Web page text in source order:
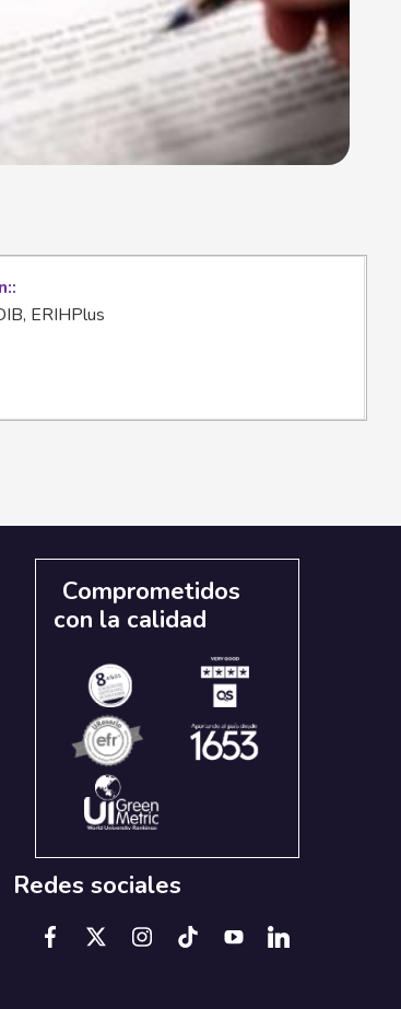
ERIHPlus
Comprometidos
con la calidad
Redes sociales